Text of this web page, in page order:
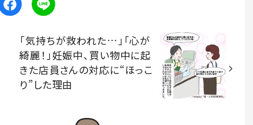
「気持ちが救われた…」「心が
綺麗！」妊娠中、買い物中に起
きた店員さんの対応に“ほっこ
り”した理由